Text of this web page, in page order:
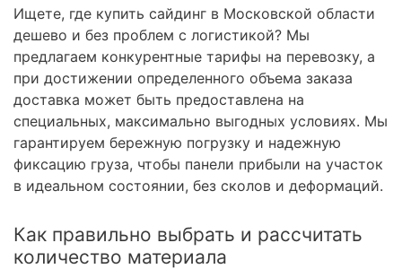
Ищете, где купить сайдинг в Московской области
дешево и без проблем с логистикой? Мы
предлагаем конкурентные тарифы на перевозку, а
при достижении определенного объема заказа
доставка может быть предоставлена на
специальных, максимально выгодных условиях. Мы
гарантируем бережную погрузку и надежную
фиксацию груза, чтобы панели прибыли на участок
в идеальном состоянии, без сколов и деформаций.
Как правильно выбрать и рассчитать
количество материала